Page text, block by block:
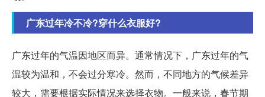
广东过年冷不冷?穿什么衣服好?
广东过年的气温因地区而异。通常情况下，广东过年的气
温较为温和，不会过分寒冷。然而，不同地方的气候差异
较大，需要根据实际情况来选择衣物。一般来说，春节期